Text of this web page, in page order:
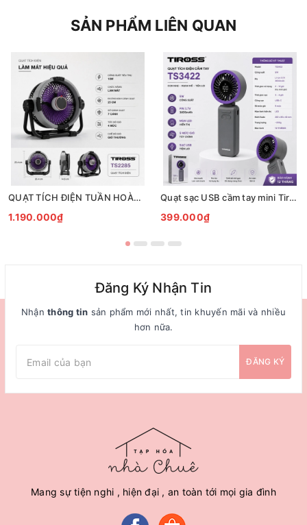
SẢN PHẨM LIÊN QUAN
QUẠT TÍCH ĐIỆN TUẦN HOÀN ĐỂ BÀN TIROSS TS2285
1.190.000₫
Quạt sạc USB cầm tay mini Tiross TS3422
399.000₫
Đăng Ký Nhận Tin
Nhậnthông tin sản phẩm mới nhất, tin khuyến mãi và nhiều
hơn nữa.
ĐĂNG KÝ
Mang sự tiện nghi , hiện đại , an toàn tới mọi gia đình